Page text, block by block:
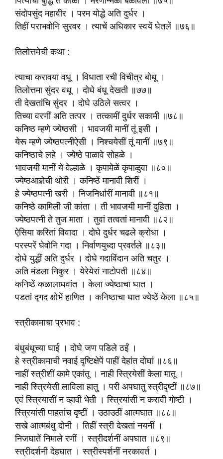
संदोपसुंद महावीर । परम योद्धे अति दुर्धर ।
तिहीं पराभवोनि सुरवर । त्याचें अधिकार स्वयें घेतलें ॥७६॥
तिलोत्तमेची कथा :
त्याचा करावया वधू । विधाता रची विचीत्र बोधू ।
तिलोत्तमा सुंदर वधू । दोघे बंधू देखती ॥७७॥
ती देखतांचि सुंदर । दोघे उठिले सत्वर ।
तिच्या वरणीं अति तत्पर । तत्कामीं दुर्धर सकामी ॥७८॥
कनिष्ठ म्हणे ज्येष्ठसी । भावजयी मानीं तूं इसी ।
येरू म्हणे ज्येष्ठपत्नीऐसी । निश्चयेसीं तूं मानीं ॥७९॥
कनिष्ठाचे लहे । ज्येष्ठे पाळावे सोहळे ।
भावजयी मानीं ये वेल्हाळे । कृपामेळें कृपाळुवा ॥८०॥
ज्येष्ठआज्ञेची थोरी । कनिष्ठें मानावी शिरीं ।
हे ज्येष्ठपत्नी खरी । निजनिर्धारीं मानावी ॥८१॥
कनिष्ठे कामिली जी कांता । ती भावजयी मानीं दुहिता ।
ज्येष्ठपत्नी ते तुज माता । तुवां तत्वतां मानावी ॥८२॥
ऐसिया करितां विवादा । दोघे दुर्धर चढले क्रोधा ।
परस्परें घेवोनि गदा । निर्वाणयुध्दा प्रवर्तले ॥८३॥
दोघे युद्धीं अति दुर्धर । दोघे गदाविंदान अति चतुर ।
अति मंडला निकुर । येरेयेरां नाटोपती ॥८४॥
कनिष्ठें कळालाघवांत । केला ज्येष्ठाचा घात ।
पडतां द्गद क्षोभें हाणित । कनिष्ठाचा घात ज्येष्ठें केला ॥८५॥
स्त्रीकामाचा प्रभाव :
बंधुबंधूच्या घाई । दोघे जण पडिले ठईं ।
हे स्त्रीकामाची नवाई दृष्टिक्षेपें पाहीं देहांत दोघां ॥८६॥
नाहीं स्त्रीशीं कामे एकांतू । नाही स्त्रियेसीं केला मातू ।
नाही स्त्रियेसी लाविला हातु । परी अपघातु स्त्रीदृष्टीं ॥८७॥
एवं स्त्रियासीं न व्हावी भेती । स्त्रियांसी न करावी गोष्टी ।
स्त्रियांसी पाहतांच दृष्टीं । उठाउठीं आत्मघात ॥८८॥
सखे आत्मबंधु दोनी । तिहीं स्त्री देखतां नयनीं ।
निजघातें निमाले रणीं । स्त्रीदर्शनीं अपघात ॥८९॥
स्त्रीदर्शनी देहघात । स्त्रीस्पर्शनीं नरकावर्त ।